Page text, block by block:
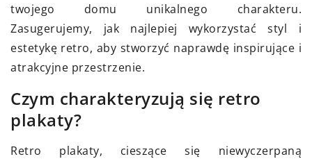
twojego domu unikalnego charakteru.
Zasugerujemy, jak najlepiej wykorzystać styl i
estetykę retro, aby stworzyć naprawdę inspirujące i
atrakcyjne przestrzenie.
Czym charakteryzują się retro
plakaty?
Retro plakaty, cieszące się niewyczerpaną